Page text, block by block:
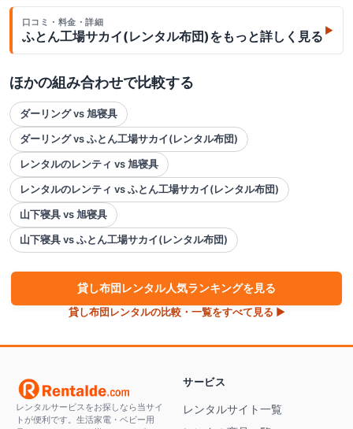
口コミ・料金・詳細
ふとん工場サカイ(レンタル布団)をもっと詳しく見る ▶
ほかの組み合わせで比較する
ダーリング vs 旭寝具
ダーリング vs ふとん工場サカイ(レンタル布団)
レンタルのレンティ vs 旭寝具
レンタルのレンティ vs ふとん工場サカイ(レンタル布団)
山下寝具 vs 旭寝具
山下寝具 vs ふとん工場サカイ(レンタル布団)
貸し布団レンタル人気ランキングを見る
貸し布団レンタルの比較・一覧をすべて見る ▶
レンタルサービスをお探しなら当サイ
トが便利です。生活家電・ベビー用
サービス
レンタルサイト一覧